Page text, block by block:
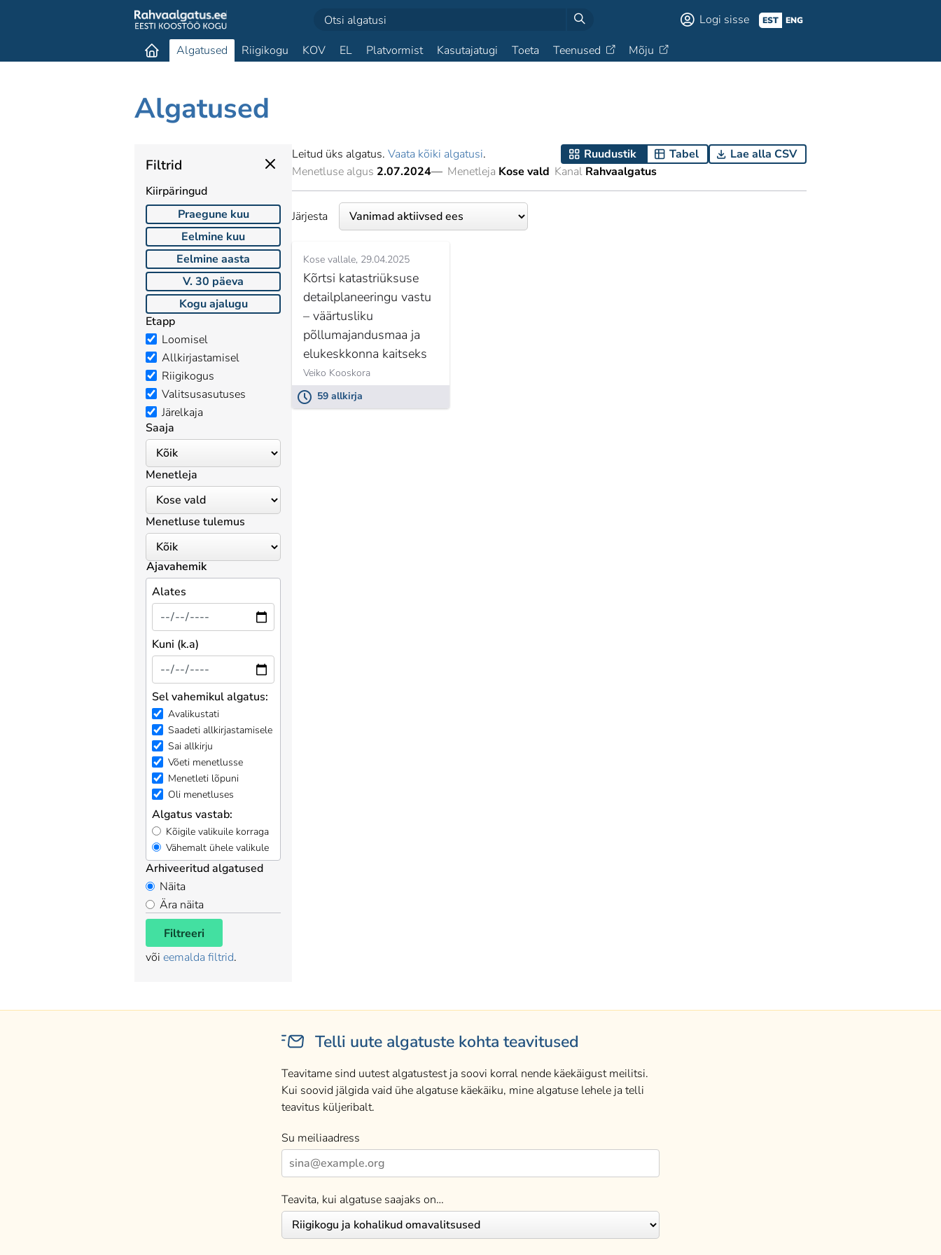
Logi sisse EST ENG
Algatused Riigikogu KOV EL Platvormist Kasutajatugi Toeta Teenused Mõju
Algatused
Filtrid
Kiirpäringud
Praegune kuu
Eelmine kuu
Eelmine aasta
V. 30 päeva
Kogu ajalugu
Etapp
Loomisel
Allkirjastamisel
Riigikogus
Valitsusasutuses
Järelkaja
Saaja
Menetleja
Menetluse tulemus
Ajavahemik
Alates
Kuni (k.a)
Sel vahemikul algatus:
Avalikustati
Saadeti allkirjastamisele
Sai allkirju
Võeti menetlusse
Menetleti lõpuni
Oli menetluses
Algatus vastab:
Kõigile valikuile korraga
Vähemalt ühele valikule
Arhiveeritud algatused
Näita
Ära näita
Filtreeri
või eemalda filtrid.
Leitud üks algatus. Vaata kõiki algatusi. Ruudustik Tabel
Lae alla CSV
Menetluse algus 2.07.2024— Menetleja Kose vald Kanal Rahvaalgatus
Järjesta
Kose vallale 29.04.2025
Kõrtsi katastriüksuse
detailplaneeringu vastu
– väärtusliku
põllumajandusmaa ja
elukeskkonna kaitseks
Veiko Kooskora
59 allkirja
Telli uute algatuste kohta teavitused
Teavitame sind uutest algatustest ja soovi korral nende käekäigust meilitsi.
Kui soovid jälgida vaid ühe algatuse käekäiku, mine algatuse lehele ja telli
teavitus küljeribalt.
Su meiliaadress
Teavita, kui algatuse saajaks on…